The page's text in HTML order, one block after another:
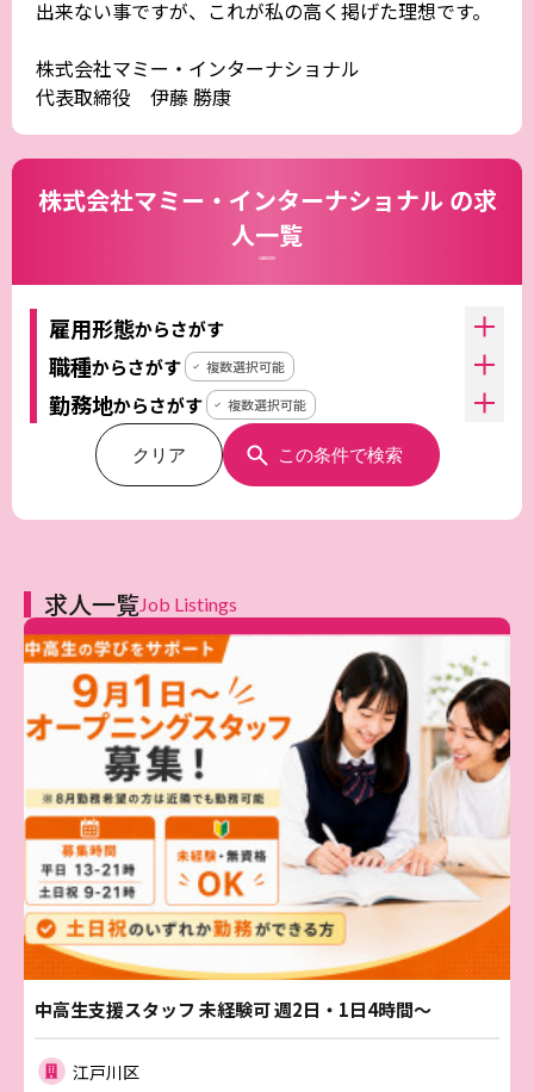
出来ない事ですが、これが私の高く掲げた理想です。
株式会社マミー・インターナショナル
代表取締役 伊藤 勝康
株式会社マミー・インターナショナル の求
人一覧
CAREERS
雇用形態からさがす
職種からさがす 複数選択可能
勤務地からさがす 複数選択可能
クリア この条件で検索
求人一覧Job Listings
中高生支援スタッフ 未経験可 週2日・1日4時間～
江戸川区